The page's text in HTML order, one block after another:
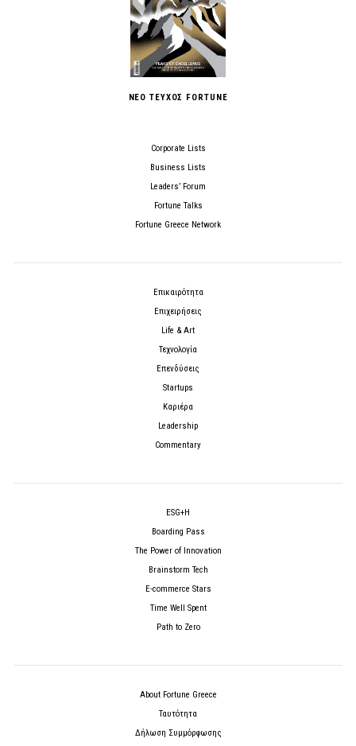
ΝΕΟ ΤΕΥΧΟΣ FORTUNE
Corporate Lists
Business Lists
Leaders’ Forum
Fortune Talks
Fortune Greece Network
Επικαιρότητα
Επιχειρήσεις
Life & Art
Τεχνολογία
Επενδύσεις
Startups
Καριέρα
Leadership
Commentary
ESG+H
Boarding Pass
The Power of Innovation
Brainstorm Tech
E-commerce Stars
Time Well Spent
Path to Zero
About Fortune Greece
Ταυτότητα
Δήλωση Συμμόρφωσης